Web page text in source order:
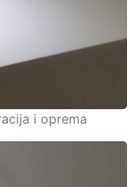
i oprema